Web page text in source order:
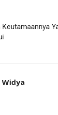
Widya